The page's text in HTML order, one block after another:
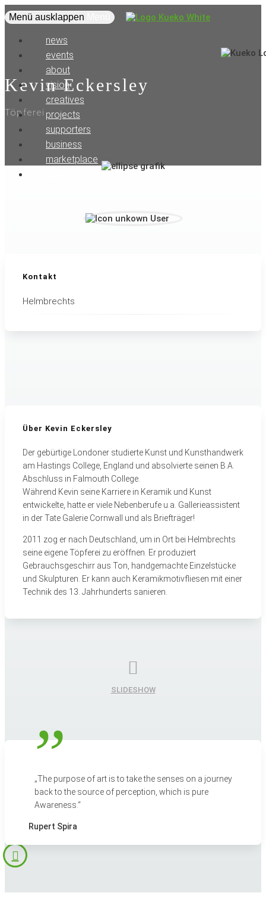
Menü ausklappen
news
events
about
vision
creatives
projects
supporters
business
marketplace
Kevin Eckersley
Töpferei
Kontakt
Helmbrechts
Über Kevin Eckersley
Der gebürtige Londoner studierte Kunst und Kunsthandwerk
am Hastings College, England und absolvierte seinen B.A.
Abschluss in Falmouth College.
Während Kevin seine Karriere in Keramik und Kunst
entwickelte, hatte er viele Nebenberufe u.a. Gallerieassistent
in der Tate Galerie Cornwall und als Briefträger!
2011 zog er nach Deutschland, um in Ort bei Helmbrechts
seine eigene Töpferei zu eröffnen. Er produziert
Gebrauchsgeschirr aus Ton, handgemachte Einzelstücke
und Skulpturen. Er kann auch Keramikmotivfliesen mit einer
Technik des 13. Jahrhunderts sanieren.
SLIDESHOW
„The purpose of art is to take the senses on a journey
back to the source of perception, which is pure
Awareness.“
Rupert Spira